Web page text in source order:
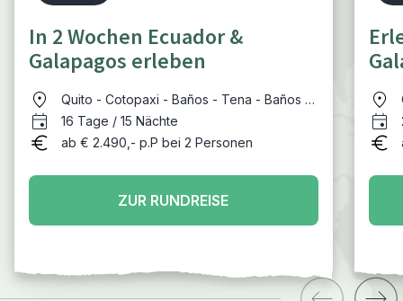
In 2 Wochen Ecuador &
Galapagos erleben
Quito - Cotopaxi - Baños - Tena - Baños -
Cuenca - Guayaquil - Galapagosinsel
Santa Cruz - Guayaquil
16 Tage / 15 Nächte
ab € 2.490,- p.P bei 2 Personen
ZUR RUNDREISE